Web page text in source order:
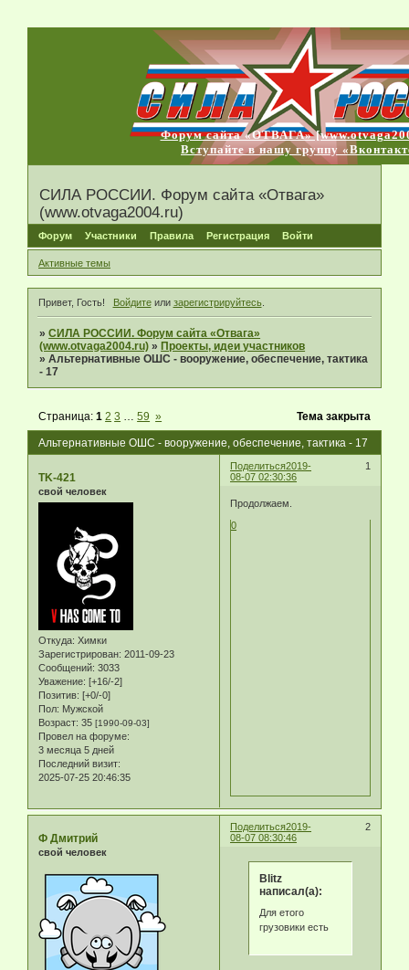
Форум сайта «ОТВАГА»
Вступайте в нашу группу
СИЛА РОССИИ. Форум сайта «Отвага»
(www.otvaga2004.ru)
Форум Участники Правила Регистрация Войти
Активные темы
Привет, Гость! Войдитеили зарегистрируйтесь.
»СИЛА РОССИИ. Форум сайта «Отвага»
(www.otvaga2004.ru) » Проекты, идеи участников
»Альтернативные ОШС - вооружение, обеспечение, тактика
- 17
Альтернативные ОШС - вооружение, обеспечение, тактика - 17
Страница:1 2 3 59 » Тема закрыта
Поделиться 1
2019-
08-07 02:30:36
TK-421
свой человек
Откуда: Химки
Зарегистрирован: 2011-09-23
Сообщений: 3033
Уважение: [+16/-2]
Позитив: [+0/-0]
Пол: Мужской
Возраст: 35 [1990-09-03]
Провел на форуме:
3 месяца 5 дней
Последний визит:
2025-07-25 20:46:35
Продолжаем.
0
Поделиться 2
2019-
08-07 08:30:46
Ф Дмитрий
свой человек
Blitz
написал(а):
Для етого
грузовики есть